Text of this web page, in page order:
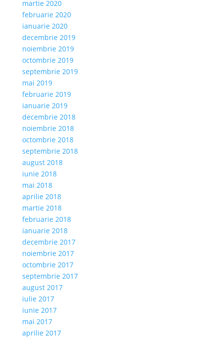
martie 2020
februarie 2020
ianuarie 2020
decembrie 2019
noiembrie 2019
octombrie 2019
septembrie 2019
mai 2019
februarie 2019
ianuarie 2019
decembrie 2018
noiembrie 2018
octombrie 2018
septembrie 2018
august 2018
iunie 2018
mai 2018
aprilie 2018
martie 2018
februarie 2018
ianuarie 2018
decembrie 2017
noiembrie 2017
octombrie 2017
septembrie 2017
august 2017
iulie 2017
iunie 2017
mai 2017
aprilie 2017